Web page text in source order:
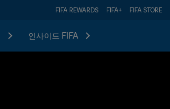
FIFA REWARDS FIFA+ FIFA STORE
인사이드 FIFA